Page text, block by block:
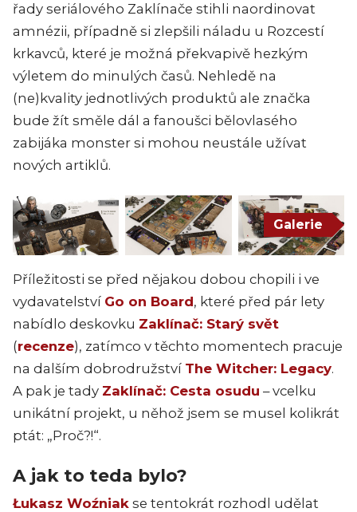
řady seriálového Zaklínače stihli naordinovat
amnézii, případně si zlepšili náladu u Rozcestí
krkavců, které je možná překvapivě hezkým
výletem do minulých časů. Nehledě na
(ne)kvality jednotlivých produktů ale značka
bude žít směle dál a fanoušci bělovlasého
zabijáka monster si mohou neustále užívat
nových artiklů.
Galerie
Příležitosti se před nějakou dobou chopili i ve
vydavatelství Go on Board, které před pár lety
nabídlo deskovku Zaklínač: Starý svět
(recenze), zatímco v těchto momentech pracuje
na dalším dobrodružství The Witcher: Legacy.
A pak je tady Zaklínač: Cesta osudu – vcelku
unikátní projekt, u něhož jsem se musel kolikrát
ptát: „Proč?!“.
A jak to teda bylo?
Łukasz Woźniak se tentokrát rozhodl udělat